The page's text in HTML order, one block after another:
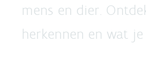
mens en dier.
herkennen en wat